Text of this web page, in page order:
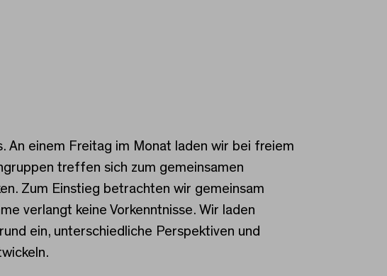
An einem Freitag im Monat laden wir bei freiem
treffen sich zum gemeinsamen
Zum Einstieg betrachten wir gemeinsam
verlangt keine Vorkenntnisse. Wir laden
ein, unterschiedliche Perspektiven und